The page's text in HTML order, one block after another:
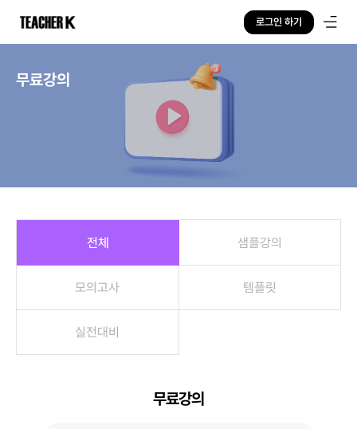
로그인 하기
무료강의
전체 샘플강의
모의고사 템플릿
실전대비
무료강의